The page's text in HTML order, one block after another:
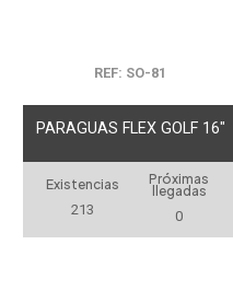
REF: SO-81
PARAGUAS FLEX GOLF 16"
Existencias
213
Próximas
llegadas
0